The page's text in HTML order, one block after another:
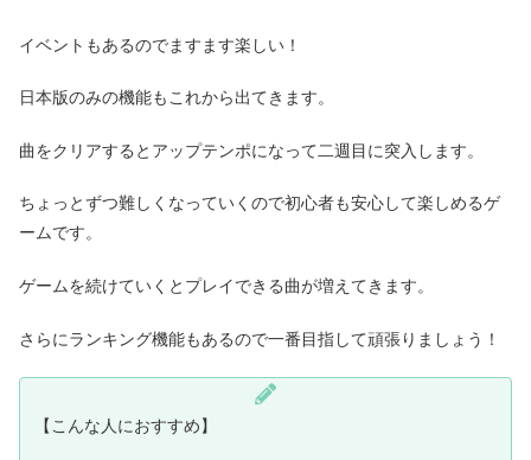
イベントもあるのでますます楽しい！
日本版のみの機能もこれから出てきます。
曲をクリアするとアップテンポになって二週目に突入します。
ちょっとずつ難しくなっていくので初心者も安心して楽しめるゲ
ームです。
ゲームを続けていくとプレイできる曲が増えてきます。
さらにランキング機能もあるので一番目指して頑張りましょう！
【こんな人におすすめ】